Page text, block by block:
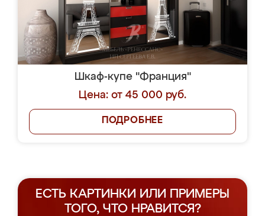
Шкаф-купе "Франция"
Цена: от 45 000 руб.
ПОДРОБНЕЕ
ЕСТЬ КАРТИНКИ ИЛИ ПРИМЕРЫ
ТОГО, ЧТО НРАВИТСЯ?